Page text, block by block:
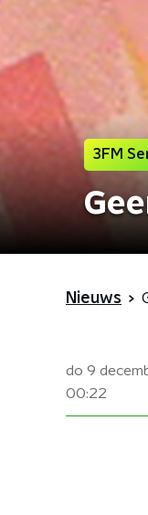
3FM
Nieuws
do 9
00:22